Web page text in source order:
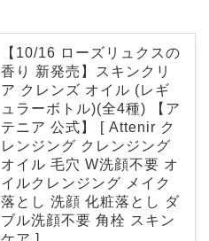
【10/16 ローズリュクスの
香り 新発売】スキンクリ
ア クレンズ オイル (レギ
ュラーボトル)(全4種) 【ア
テニア 公式】 [ Attenir ク
レンジング クレンジング
オイル 毛穴 W洗顔不要 オ
イルクレンジング メイク
落とし 洗顔 化粧落とし ダ
ブル洗顔不要 角栓 スキン